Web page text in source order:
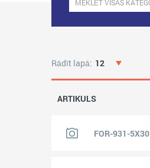
Rādīt lapā: 12
ARTIKULS
FOR-931-5X30